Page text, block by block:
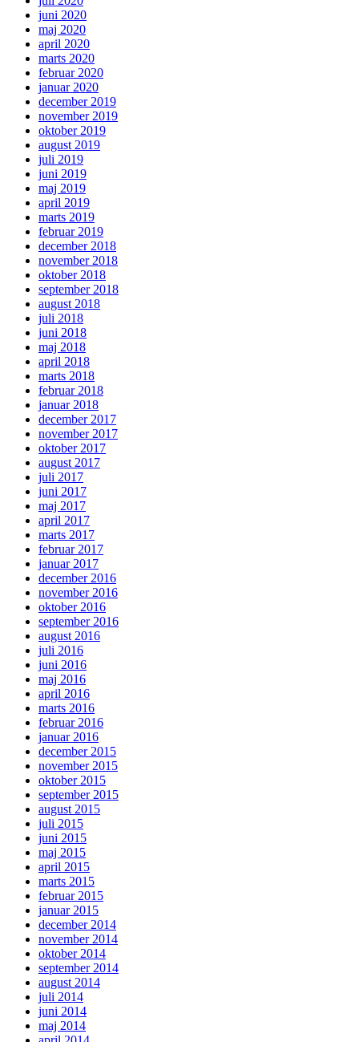
juni 2020
maj 2020
april 2020
marts 2020
februar 2020
januar 2020
december 2019
november 2019
oktober 2019
august 2019
juli 2019
juni 2019
maj 2019
april 2019
marts 2019
februar 2019
december 2018
november 2018
oktober 2018
september 2018
august 2018
juli 2018
juni 2018
maj 2018
april 2018
marts 2018
februar 2018
januar 2018
december 2017
november 2017
oktober 2017
august 2017
juli 2017
juni 2017
maj 2017
april 2017
marts 2017
februar 2017
januar 2017
december 2016
november 2016
oktober 2016
september 2016
august 2016
juli 2016
juni 2016
maj 2016
april 2016
marts 2016
februar 2016
januar 2016
december 2015
november 2015
oktober 2015
september 2015
august 2015
juli 2015
juni 2015
maj 2015
april 2015
marts 2015
februar 2015
januar 2015
december 2014
november 2014
oktober 2014
september 2014
august 2014
juli 2014
juni 2014
maj 2014